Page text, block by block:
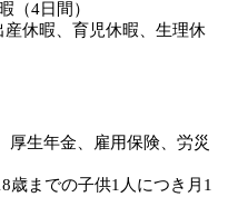
（4日間）
休暇、育児休暇、生理休
厚生年金、雇用保険、労災
歳までの子供1人につき月1